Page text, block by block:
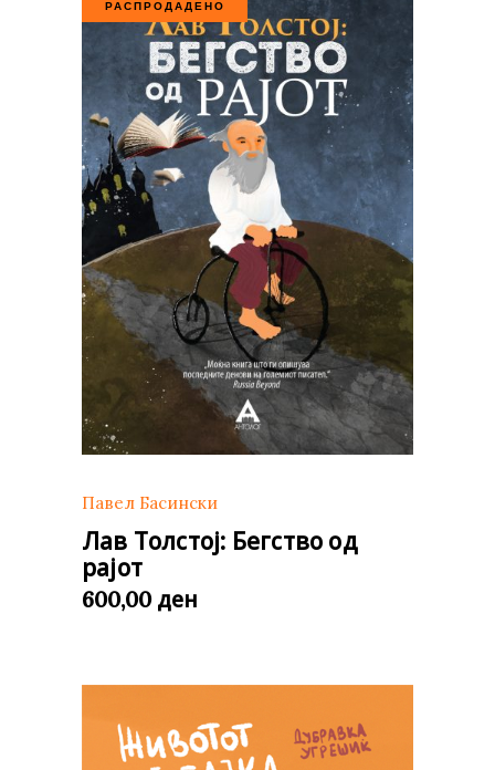
РАСПРОДАДЕНО
Павел Басински
Лав Толстој: Бегство од
рајот
600,00 ден